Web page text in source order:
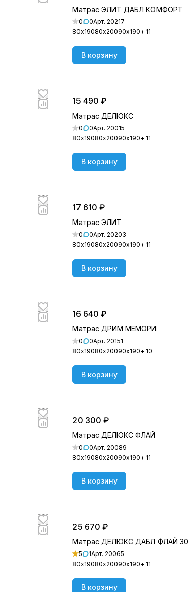
Матрас ЭЛИТ ДАБЛ КОМФОРТ
0 0Арт. 20217
80х19080х20090х190+ 11
В корзину
15 490 ₽
Матрас ДЕЛЮКС
0 0Арт. 20015
80х19080х20090х190+ 11
В корзину
17 610 ₽
Матрас ЭЛИТ
0 0Арт. 20203
80х19080х20090х190+ 11
В корзину
16 640 ₽
Матрас ДРИМ МЕМОРИ
0 0Арт. 20151
80х19080х20090х190+ 10
В корзину
20 300 ₽
Матрас ДЕЛЮКС ФЛАЙ
0 0Арт. 20089
80х19080х20090х190+ 11
В корзину
25 670 ₽
Матрас ДЕЛЮКС ДАБЛ ФЛАЙ 30
5 1Арт. 20065
80х19080х20090х190+ 11
В корзину